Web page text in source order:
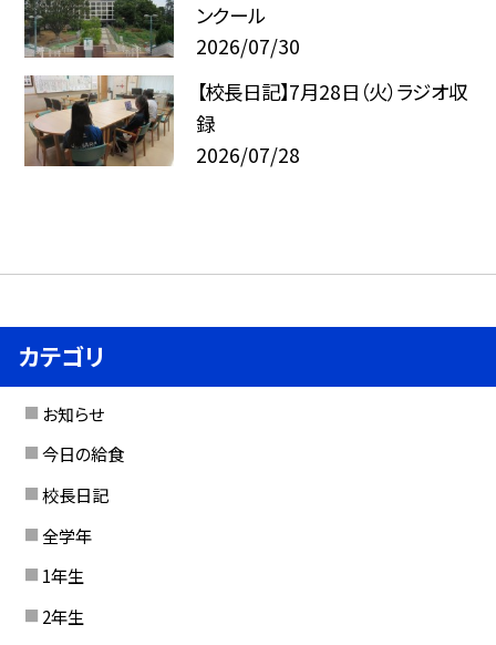
ンクール
2026/07/30
【校長日記】7月28日（火）ラジオ収
録
2026/07/28
カテゴリ
お知らせ
今日の給食
校長日記
全学年
1年生
2年生